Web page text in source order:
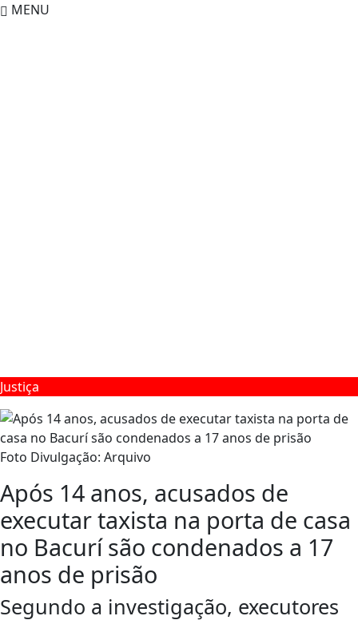
MENU
Justiça
Foto Divulgação: Arquivo
Após 14 anos, acusados de
executar taxista na porta de casa
no Bacurí são condenados a 17
anos de prisão
Segundo a investigação, executores